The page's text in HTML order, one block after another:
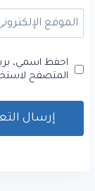
الموقع
احفظ اسمي،
المتصفح